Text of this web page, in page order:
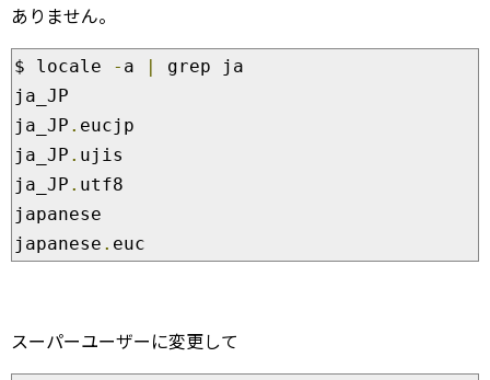
ありません。
$ locale - a |
grep ja
ja_JP
ja_JP . eucjp
ja_JP . ujis
ja_JP . utf8
japanese
japanese . euc
スーパーユーザーに変更して